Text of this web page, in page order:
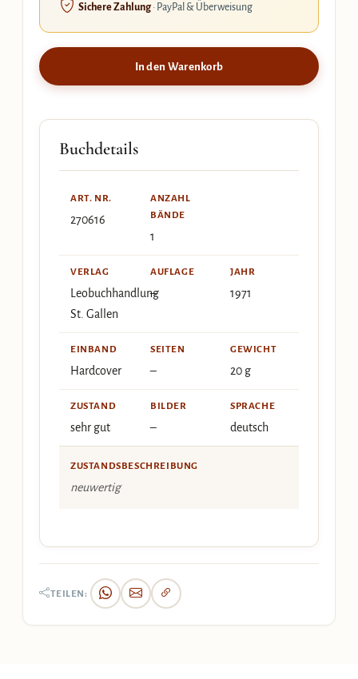
Sichere Zahlung· PayPal & Überweisung
In den Warenkorb
Buchdetails
ART. NR.
270616
ANZAHL
BÄNDE
1
VERLAG
Leobuchhandlung
St. Gallen
AUFLAGE
–
JAHR
1971
EINBAND
Hardcover
SEITEN
–
GEWICHT
20 g
ZUSTAND
sehr gut
BILDER
–
SPRACHE
deutsch
ZUSTANDSBESCHREIBUNG
neuwertig
TEILEN: